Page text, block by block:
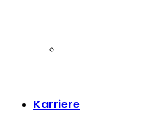
Karriere